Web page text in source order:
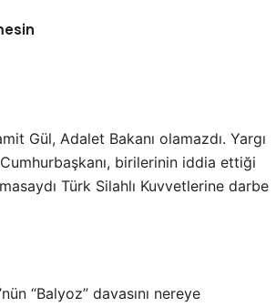
Gül, Adalet Bakanı olamazdı. Yargı
Cumhurbaşkanı, birilerinin iddia ettiği
Türk Silahlı Kuvvetlerine darbe
“Balyoz” davasını nereye